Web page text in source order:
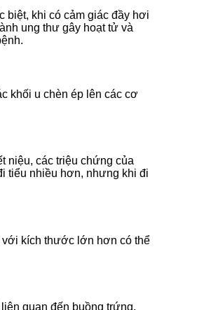
biệt, khi có cảm giác đầy hơi
ung thư gây hoạt tử và
khối u chèn ép lên các cơ
niệu, các triệu chứng của
tiểu nhiều hơn, nhưng khi đi
với kích thước lớn hơn có thể
quan đến buồng trứng.